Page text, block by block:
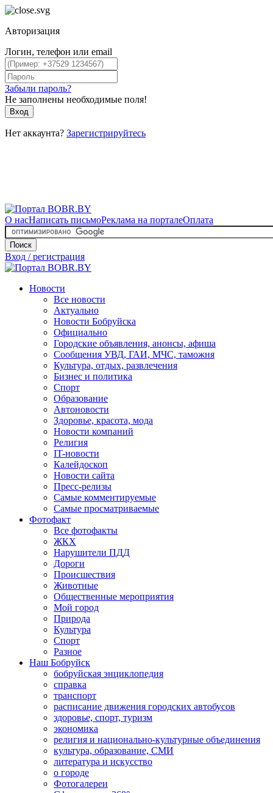
Авторизация
Логин, телефон или email
Забыли пароль?
Не заполнены необходимые поля!
Вход
Нет аккаунта? Зарегистрируйтесь
О насНаписать письмоРеклама на порталеОплата
Поиск
Вход / регистрация
Новости
Все новости
Актуально
Новости Бобруйска
Официально
Городские объявления, анонсы, афиша
Сообщения УВД, ГАИ, МЧС, таможня
Культура, отдых, развлечения
Бизнес и политика
Спорт
Образование
Автоновости
Здоровье, красота, мода
Новости компаний
Религия
IT-новости
Калейдоскоп
Новости сайта
Пресс-релизы
Самые комментируемые
Самые просматриваемые
Фотофакт
Все фотофакты
ЖКХ
Нарушители ПДД
Дороги
Происшествия
Животные
Общественные мероприятия
Мой город
Природа
Культура
Спорт
Разное
Наш Бобруйск
бобруйская энциклопедия
справка
транспорт
расписание движения городских автобусов
здоровье, спорт, туризм
экономика
религия и национально-культурные объединения
культура, образование, СМИ
литература и искусство
о городе
Фотогалереи